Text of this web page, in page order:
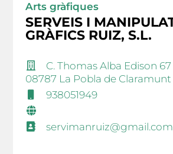
Arts gràfiques
SERVEIS I
GRÀFICS RUIZ, S.L.
C. Thomas Alba Edison
08787 La Pobla de Claramunt
938051949
servimanruiz@gmail.com